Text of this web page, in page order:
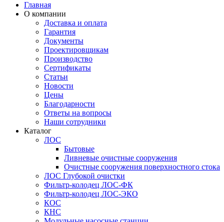
Главная
О компании
Доставка и оплата
Гарантия
Документы
Проектировщикам
Производство
Сертификаты
Статьи
Новости
Цены
Благодарности
Ответы на вопросы
Наши сотрудники
Каталог
ЛОС
Бытовые
Ливневые очистные сооружения
Очистные сооружения поверхностного стока
ЛОС Глубокой очистки
Фильтр-колодец ЛОС-ФК
Фильтр-колодец ЛОС-ЭКО
КОС
КНС